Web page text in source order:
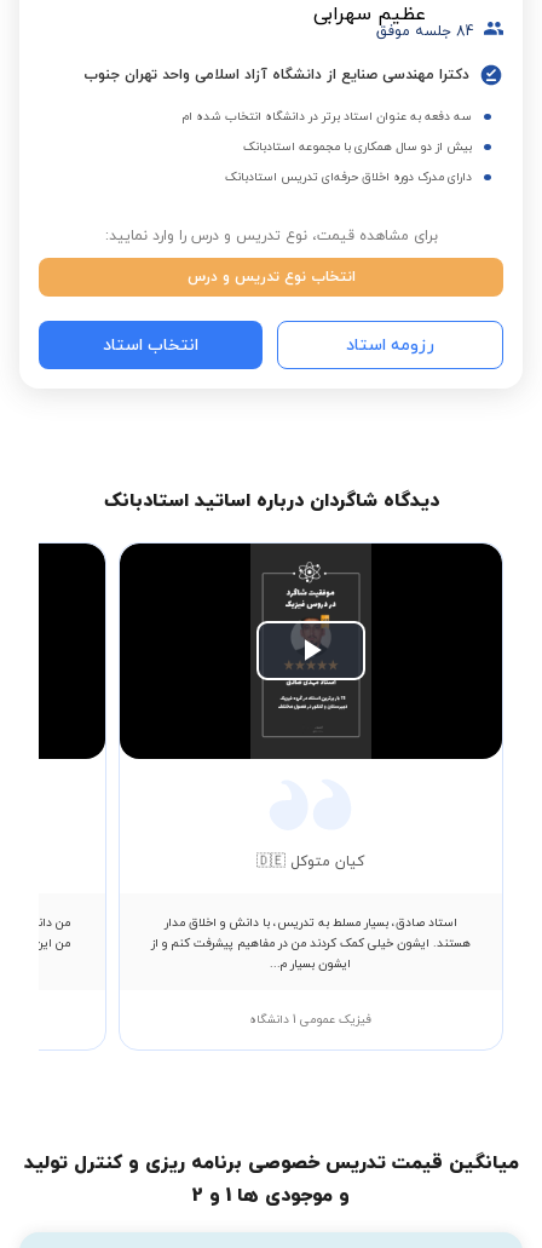
84 جلسه موفق
دکترا مهندسی صنایع از دانشگاه آزاد اسلامی واحد تهران جنوب
سه دفعه به عنوان استاد برتر در دانشگاه انتخاب شده ام
بیش از دو سال همکاری با مجموعه استادبانک
دارای مدرک دوره اخلاق حرفه‌ای تدریس استادبانک
برای مشاهده قیمت، نوع تدریس و درس را وارد نمایید:
انتخاب نوع تدریس و درس
رزومه استاد انتخاب استاد
دیدگاه شاگردان درباره اساتید استادبانک
Play
Video
کیان متوکل 🇩🇪
استاد صادق، بسیار مسلط به تدریس، با دانش و اخلاق مدار
هستند. ایشون خیلی کمک کردند من در مفاهیم پیشرفت کنم و از
ایشون بسیار م...
فیزیک عمومی 1 دانشگاه
من دانشجوی
میانگین قیمت تدریس خصوصی برنامه ریزی و کنترل تولید
و موجودی ها 1 و 2